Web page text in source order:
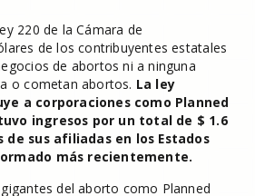
220 de la Cámara de
de los contribuyentes estatales
de abortos ni a ninguna
o cometan abortos. La ley
a corporaciones como Planned
ingresos por un total de $ 1.6
sus afiliadas en los Estados
más recientemente.
del aborto como Planned